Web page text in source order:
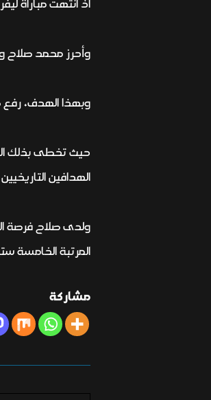
اذ انتهت مباراة
وأحرز محمد صلاح واحدا
وبهذا الهدف، رفع صلاح رصيده إلى 184 هدفا في 300
الهدافين
المرتبة الخامسة ستيفن
مشاركة